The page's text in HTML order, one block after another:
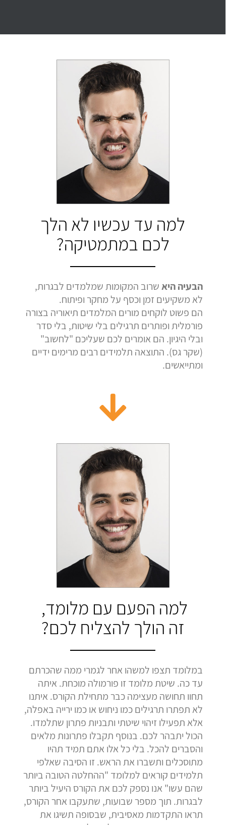
ציון 97 ציון 97
לחץ לצפייה
בהמלצה
ציון 100
Maor Cohen
בגרות 4 יחידות
לחץ לצפייה
בהמלצה
לחץ לצפייה
בהמלצה
Hedva Mettoudi
בגרות 3 יחידות
ציון 100
בהמלצה
לחץ לצפייה
בהמלצה
למה עד עכשיו לא הלך
לכם במתמטיקה?
הבעיה היאשרוב המקומות שמלמדים לבגרות,
לא משקיעים זמן וכסף על מחקר ופיתוח.
הם פשוט לוקחים מורים המלמדים תיאוריה בצורה
פורמלית ופותרים תרגילים בלי שיטות, בלי סדר
ובלי היגיון. הם אומרים לכם שעליכם "לחשוב"
(שקר גס). התוצאה תלמידים רבים מרימים ידיים
ומתייאשים.
למה הפעם עם מלומד,
זה הולך להצליח לכם?
במלומד תצפו למשהו אחר לגמרי ממה שהכרתם
עד כה. שיטת מלומד זו פורמולה מוכחת. איתה
תחוו תחושה מעצימה כבר מתחילת הקורס. איתנו
לא תפתרו תרגילים כמו ניחוש או כמו ירייה באפלה,
אלא תפעילו זיהוי שיטתי ותבניות פתרון שתלמדו.
הכול יתבהר לכם. בנוסף תקבלו פתרונות מלאים
והסברים להכל. בלי כל אלו אתם תמיד תהיו
מתוסכלים ותשברו את הראש. זו הסיבה שאלפי
תלמידים קוראים למלומד "ההחלטה הטובה ביותר
שהם עשו" אנו נספק לכם את הקורס היעיל ביותר
לבגרות. תוך מספר שבועות, שתעקבו אחר הקורס,
תראו התקדמות מאסיבית, שבסופה תשיגו את